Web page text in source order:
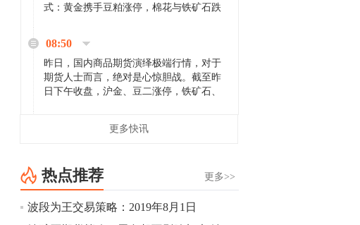
式：黄金携手豆粕涨停，棉花与铁矿石跌
场来看，汇率波动...
08:50
昨日，国内商品期货演绎极端行情，对于
期货人士而言，绝对是心惊胆战。截至昨
日下午收盘，沪金、豆二涨停，铁矿石、
[imgnobrwh] src=...
14:23
更多快讯
更多>>
热点推荐
波段为王交易策略：2019年8月1日